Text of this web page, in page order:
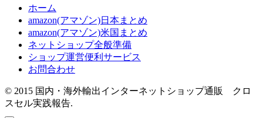
ホーム
amazon(アマゾン)日本まとめ
amazon(アマゾン)米国まとめ
ネットショップ全般準備
ショップ運営便利サービス
お問合わせ
© 2015 国内・海外輸出インターネットショップ通販 クロ
スセル実践報告.